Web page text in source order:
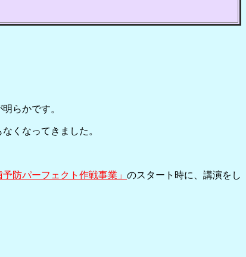
かです。
なってきました。
予防パーフェクト作戦事業」 のスタート時に、講演をし